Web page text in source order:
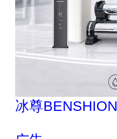
如鱼得水高端窗